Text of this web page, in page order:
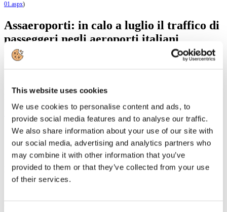
This website uses cookies
We use cookies to personalise content and ads, to
provide social media features and to analyse our traffic.
We also share information about your use of our site with
our social media, advertising and analytics partners who
may combine it with other information that you’ve
provided to them or that they’ve collected from your use
of their services.
01.aspx)
Assaeroporti: in calo a luglio il traffico di
passeggeri negli aeroporti italiani
Dettagli
Assaeroporti segnala per il mese di luglio un decremento di 2,1 punti
percentuali, per un totale di 15,5 milioni di passeggeri.
Osservatorio CartaSi: in crescita la spesa
di russi e cinesi
Dettagli
Creato: 10 Settembre 2013